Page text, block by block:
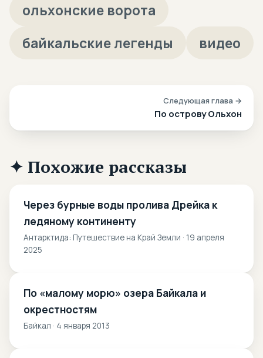
ольхонские ворота
байкальские легенды
видео
Следующая глава →
По острову Ольхон
✦ Похожие рассказы
Через бурные воды пролива Дрейка к
ледяному континенту
Антарктида: Путешествие на Край Земли · 19 апреля
2025
По «малому морю» озера Байкала и
окрестностям
Байкал · 4 января 2013